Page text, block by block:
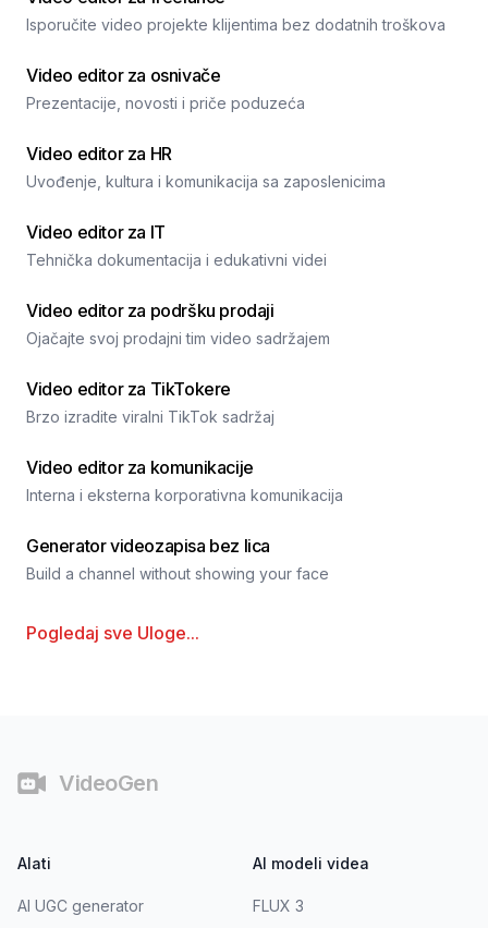
Isporučite video projekte klijentima bez dodatnih troškova
Video editor za osnivače
Prezentacije, novosti i priče poduzeća
Video editor za HR
Uvođenje, kultura i komunikacija sa zaposlenicima
Video editor za IT
Tehnička dokumentacija i edukativni videi
Video editor za podršku prodaji
Ojačajte svoj prodajni tim video sadržajem
Video editor za TikTokere
Brzo izradite viralni TikTok sadržaj
Video editor za komunikacije
Interna i eksterna korporativna komunikacija
Generator videozapisa bez lica
Build a channel without showing your face
Pogledaj sve Uloge...
VideoGen
Alati
AI UGC generator
AI modeli videa
FLUX 3